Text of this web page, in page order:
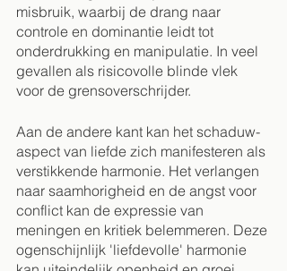
misbruik, waarbij de drang naar
controle en dominantie leidt tot
onderdrukking en manipulatie. In veel
gevallen als risicovolle blinde vlek
voor de grensoverschrijder.
Aan de andere kant kan het schaduw-
aspect van liefde zich manifesteren als
verstikkende harmonie. Het verlangen
naar saamhorigheid en de angst voor
conflict kan de expressie van
meningen en kritiek belemmeren. Deze
ogenschijnlijk 'liefdevolle' harmonie